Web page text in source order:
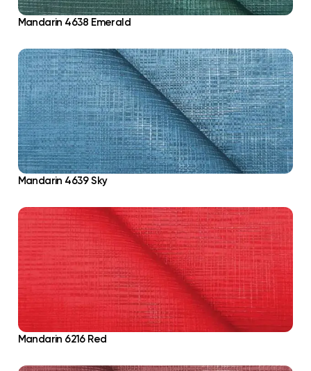
Mandarin 4638 Emerald
Mandarin 4639 Sky
Mandarin 6216 Red